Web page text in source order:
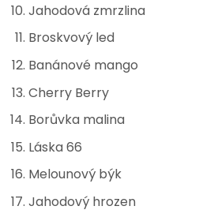
Jahodová zmrzlina
Broskvový led
Banánové mango
Cherry Berry
Borůvka malina
Láska 66
Melounový býk
Jahodový hrozen